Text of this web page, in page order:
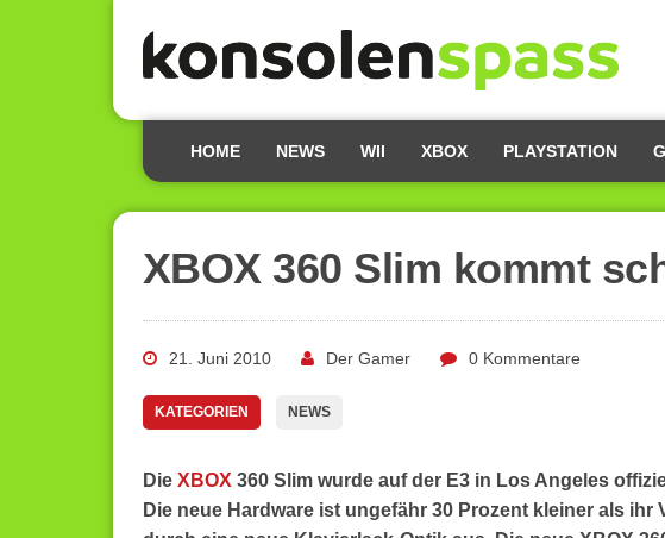
HOME NEWS WII XBOX PLAYSTATION
XBOX 360 Slim kommt
21. Juni 2010 Der Gamer 0 Kommentare
KATEGORIEN NEWS
Die XBOX 360 Slim wurde auf der E3 in Los Angeles
Die neue Hardware ist ungefähr 30 Prozent kleiner als ihr